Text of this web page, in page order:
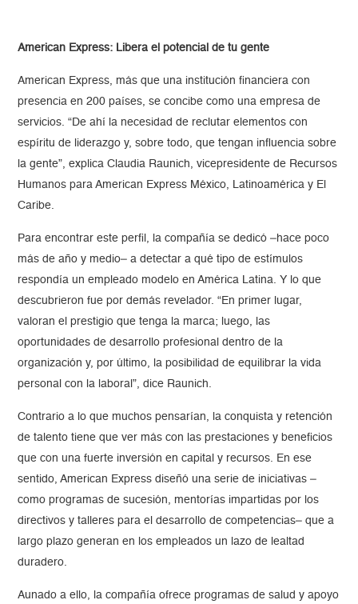
American Express: Libera el potencial de tu gente
American Express, más que una institución financiera con
presencia en 200 países, se concibe como una empresa de
servicios. “De ahí la necesidad de reclutar elementos con
espíritu de liderazgo y, sobre todo, que tengan influencia sobre
la gente”, explica Claudia Raunich, vicepresidente de Recursos
Humanos para American Express México, Latinoamérica y El
Caribe.
Para encontrar este perfil, la compañía se dedicó –hace poco
más de año y medio– a detectar a qué tipo de estímulos
respondía un empleado modelo en América Latina. Y lo que
descubrieron fue por demás revelador. “En primer lugar,
valoran el prestigio que tenga la marca; luego, las
oportunidades de desarrollo profesional dentro de la
organización y, por último, la posibilidad de equilibrar la vida
personal con la laboral”, dice Raunich.
Contrario a lo que muchos pensarían, la conquista y retención
de talento tiene que ver más con las prestaciones y beneficios
que con una fuerte inversión en capital y recursos. En ese
sentido, American Express diseñó una serie de iniciativas –
como programas de sucesión, mentorías impartidas por los
directivos y talleres para el desarrollo de competencias– que a
largo plazo generan en los empleados un lazo de lealtad
duradero.
Aunado a ello, la compañía ofrece programas de salud y apoyo